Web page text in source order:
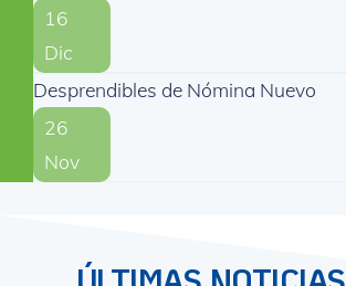
16
Dic
Desprendibles de Nómina Nuevo
26
Nov